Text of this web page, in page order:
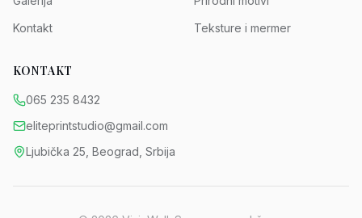
Kontakt
Teksture i mermer
KONTAKT
065 235 8432
eliteprintstudio@gmail.com
Ljubička 25, Beograd, Srbija